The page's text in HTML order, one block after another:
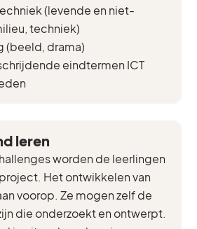
(levende en niet-
techniek)
(beeld, drama)
eindtermen ICT
leren
worden de leerlingen
Het ontwikkelen van
voorop. Ze mogen zelf de
die onderzoekt en ontwerpt.